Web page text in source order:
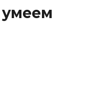
умеем